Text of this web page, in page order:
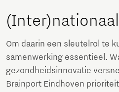
Om daarin een sleutelrol te
samenwerking essentieel.
gezondheidsinnovatie
Brainport Eindhoven